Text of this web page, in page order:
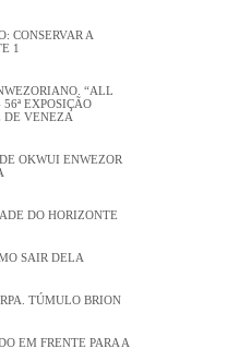
CONSERVAR A
1
“ALL
EXPOSIÇÃO
DE VENEZA
OKWUI ENWEZOR
DO HORIZONTE
SAIR DELA
TÚMULO BRION
EM FRENTE PARA A